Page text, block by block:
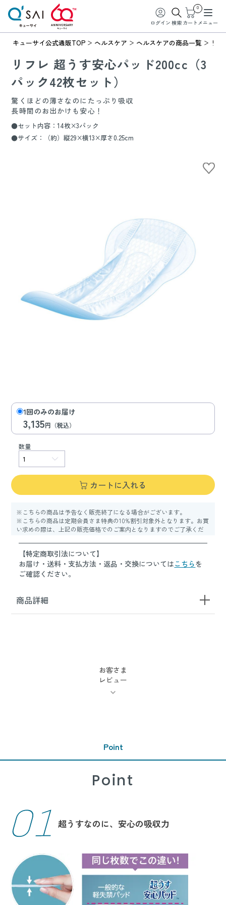
ログイン 検索
0
カート メニュー
キューサイ公式通販TOP ヘルスケア ヘルスケアの商品一覧 リ
リフレ 超うす安心パッド200cc（3
パック42枚セット）
驚くほどの薄さなのにたっぷり吸収
長時間のお出かけも安心！
●セット内容：14枚×3パック
●サイズ：（約）縦29×横13×厚さ0.25cm
1回のみのお届け
3,135円（税込）
数量
カートに入れる
※こちらの商品は予告なく販売終了になる場合がございます。
※こちらの商品は定期会員さま特典の10%割引対象外となります。お買
い求めの際は、上記の販売価格でのご案内となりますのでご了承くだ
【特定商取引法について】
お届け・送料・支払方法・返品・交換についてはこちらを
ご確認ください。
商品詳細
お客さま
レビュー
Point
Point
超うすなのに、安心の吸収力